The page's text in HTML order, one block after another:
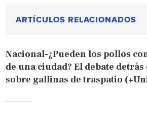
ARTÍCULOS RELACIONADOS
Nacional-¿Pueden los pollos
de una ciudad? El debate
sobre gallinas de traspatio